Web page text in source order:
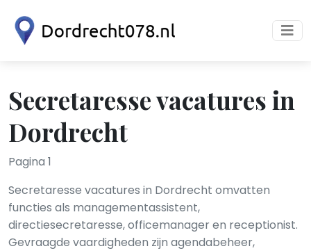
Secretaresse vacatures in
Dordrecht
Pagina 1
Secretaresse vacatures in Dordrecht omvatten
functies als managementassistent,
directiesecretaresse, officemanager en receptionist.
Gevraagde vaardigheden zijn agendabeheer,